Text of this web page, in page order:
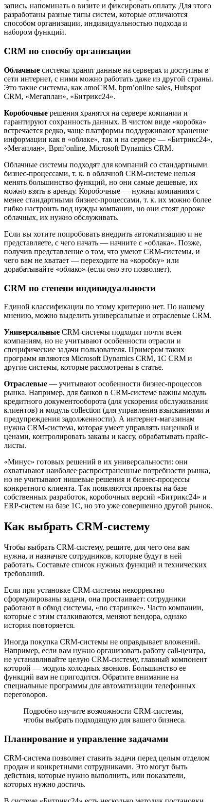
запись, напоминать о визите и фиксировать оплату. Для этого
разработаны разные типы систем, которые отличаются
способом организации, индивидуальностью подхода и
набором функций.
CRM по способу организации
Облачные системы хранят данные на серверах и доступны в
сети интернет, с ними можно работать даже из другой страны.
Это такие системы, как amoCRM, bpm’online sales, Hubspot
CRM, «Мегаплан», «Битрикс24».
Коробочные решения хранятся на сервере компании и
гарантируют сохранность данных. В чистом виде «коробка»
встречается редко, чаще платформы поддерживают хранение
информации как в «облаке», так и на сервере — «Битрикс24»,
«Мегаплан», Bpm’online, Microsoft Dynamics CRM.
Облачные системы подходят для компаний со стандартными
бизнес-процессами, т. к. в облачной CRM-системе нельзя
менять большинство функций, но они самые дешевые, их
можно взять в аренду. Коробочные — нужны компаниям с
менее стандартными бизнес-процессами, т. к. их можно более
гибко настроить под нужды компании, но они стоят дороже
облачных, их нужно обслуживать.
Если вы хотите попробовать внедрить автоматизацию и не
представляете, с чего начать — начните с «облака». Позже,
получив представление о том, что умеют CRM-системы, и
чего вам не хватает — переходите на «коробку» или
дорабатывайте «облако» (если оно это позволяет).
CRM по степени индивидуальности
Единой классификации по этому критерию нет. По нашему
мнению, можно выделить универсальные и отраслевые CRM.
Универсальные CRM-системы подходят почти всем
компаниям, но не учитывают особенности отрасли и
специфические задачи пользователя. Примером таких
программ являются Microsoft Dynamics CRM, 1C CRM и
другие системы, которые рассмотрены в статье.
Отраслевые — учитывают особенности бизнес-процессов
рынка. Например, для банков в CRM-системе важны модуль
кредитного документооборота (для ускорения обслуживания
клиентов) и модуль collection (для управления взысканиями и
предупреждения задолженности). А интернет-магазинам
нужна CRM-система, которая умеет управлять наценкой и
ценами, контролировать заказы и кассу, обрабатывать прайс-
листы.
«Минус» готовых решений в их универсальности: они
охватывают наиболее распространенные потребности рынка,
но не учитывают нишевые решения и бизнес-процессы
конкретного клиента. Так появляются проекты на базе
собственных разработок, коробочных версий «Битрикс24» и
ERP-систем на базе 1C, но это уже совершенно другой рынок.
Как выбрать CRM-систему
Чтобы выбрать CRM-систему, решите, для чего она вам
нужна, и назначьте сотрудников, которые будут в ней
работать. Составьте список нужных функций и технических
требований.
Если при установке CRM-системы некорректно
сформулированы задачи, она простаивает: сотрудники
работают в обход системы, «по старинке». Часто компании,
которые с этим сталкиваются, меняют вендора, однако
история повторяется.
Иногда покупка CRM-системы не оправдывает вложений.
Например, если вам нужно организовать работу call-центра,
не устанавливайте целую CRM-систему, главный компонент
которой — модуль холодных звонков. Большинство ее
функций вам не пригодится. Обратите внимание на
специальные программы для автоматизации телефонных
переговоров.
Подробно изучите возможности CRM-системы,
чтобы выбрать подходящую для вашего бизнеса.
Планирование и управление задачами
CRM-система позволяет ставить задачи перед целым отделом
продаж и конкретными сотрудниками. Это могут быть
действия, которые нужно выполнить, или показатели,
которых нужно достичь.